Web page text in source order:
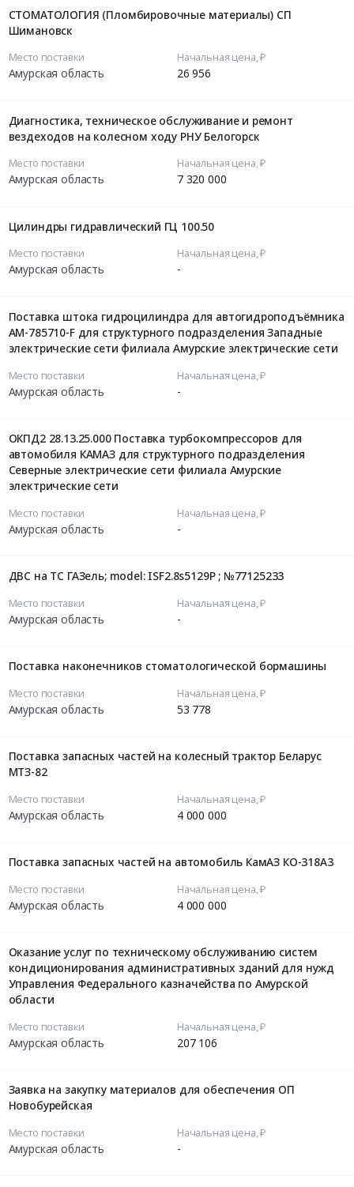
СТОМАТОЛОГИЯ (Пломбировочные материалы) СП
Шимановск
Место поставки
Амурская область
Начальная цена, ₽
26 956
Диагностика, техническое обслуживание и ремонт
вездеходов на колесном ходу РНУ Белогорск
Место поставки
Амурская область
Начальная цена, ₽
7 320 000
Цилиндры гидравлический ГЦ 100.50
Место поставки
Амурская область
Начальная цена, ₽
-
Поставка штока гидроцилиндра для автогидроподъёмника
АМ-785710-F для структурного подразделения Западные
электрические сети филиала Амурские электрические сети
Место поставки
Амурская область
Начальная цена, ₽
-
ОКПД2 28.13.25.000 Поставка турбокомпрессоров для
автомобиля КАМАЗ для структурного подразделения
Северные электрические сети филиала Амурские
электрические сети
Место поставки
Амурская область
Начальная цена, ₽
-
ДВС на ТС ГАЗель; model: ISF2.8s5129P ; №77125233
Место поставки
Амурская область
Начальная цена, ₽
-
Поставка наконечников стоматологической бормашины
Место поставки
Амурская область
Начальная цена, ₽
53 778
Поставка запасных частей на колесный трактор Беларус
МТЗ-82
Место поставки
Амурская область
Начальная цена, ₽
4 000 000
Поставка запасных частей на автомобиль КамАЗ КО-318А3
Место поставки
Амурская область
Начальная цена, ₽
4 000 000
Оказание услуг по техническому обслуживанию систем
кондиционирования административных зданий для нужд
Управления Федерального казначейства по Амурской
области
Место поставки
Амурская область
Начальная цена, ₽
207 106
Заявка на закупку материалов для обеспечения ОП
Новобурейская
Место поставки
Амурская область
Начальная цена, ₽
-